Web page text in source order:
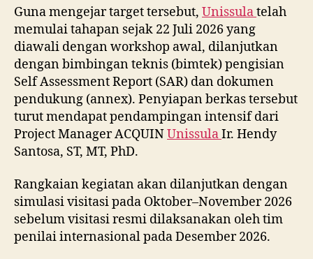
Guna mengejar target tersebut, Unissulatelah
memulai tahapan sejak 22 Juli 2026 yang
diawali dengan workshop awal, dilanjutkan
dengan bimbingan teknis (bimtek) pengisian
Self Assessment Report (SAR) dan dokumen
pendukung (annex). Penyiapan berkas tersebut
turut mendapat pendampingan intensif dari
Project Manager ACQUINUnissulaIr. Hendy
Santosa, ST, MT, PhD.
Rangkaian kegiatan akan dilanjutkan dengan
simulasi visitasi pada Oktober–November 2026
sebelum visitasi resmi dilaksanakan oleh tim
penilai internasional pada Desember 2026.